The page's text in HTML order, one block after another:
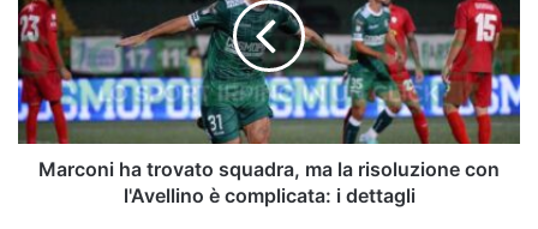
squadra,
ma
la
risoluzione
con
l'Avellino
Marconi ha trovato squadra, ma la risoluzione con
l'Avellino è complicata: i dettagli